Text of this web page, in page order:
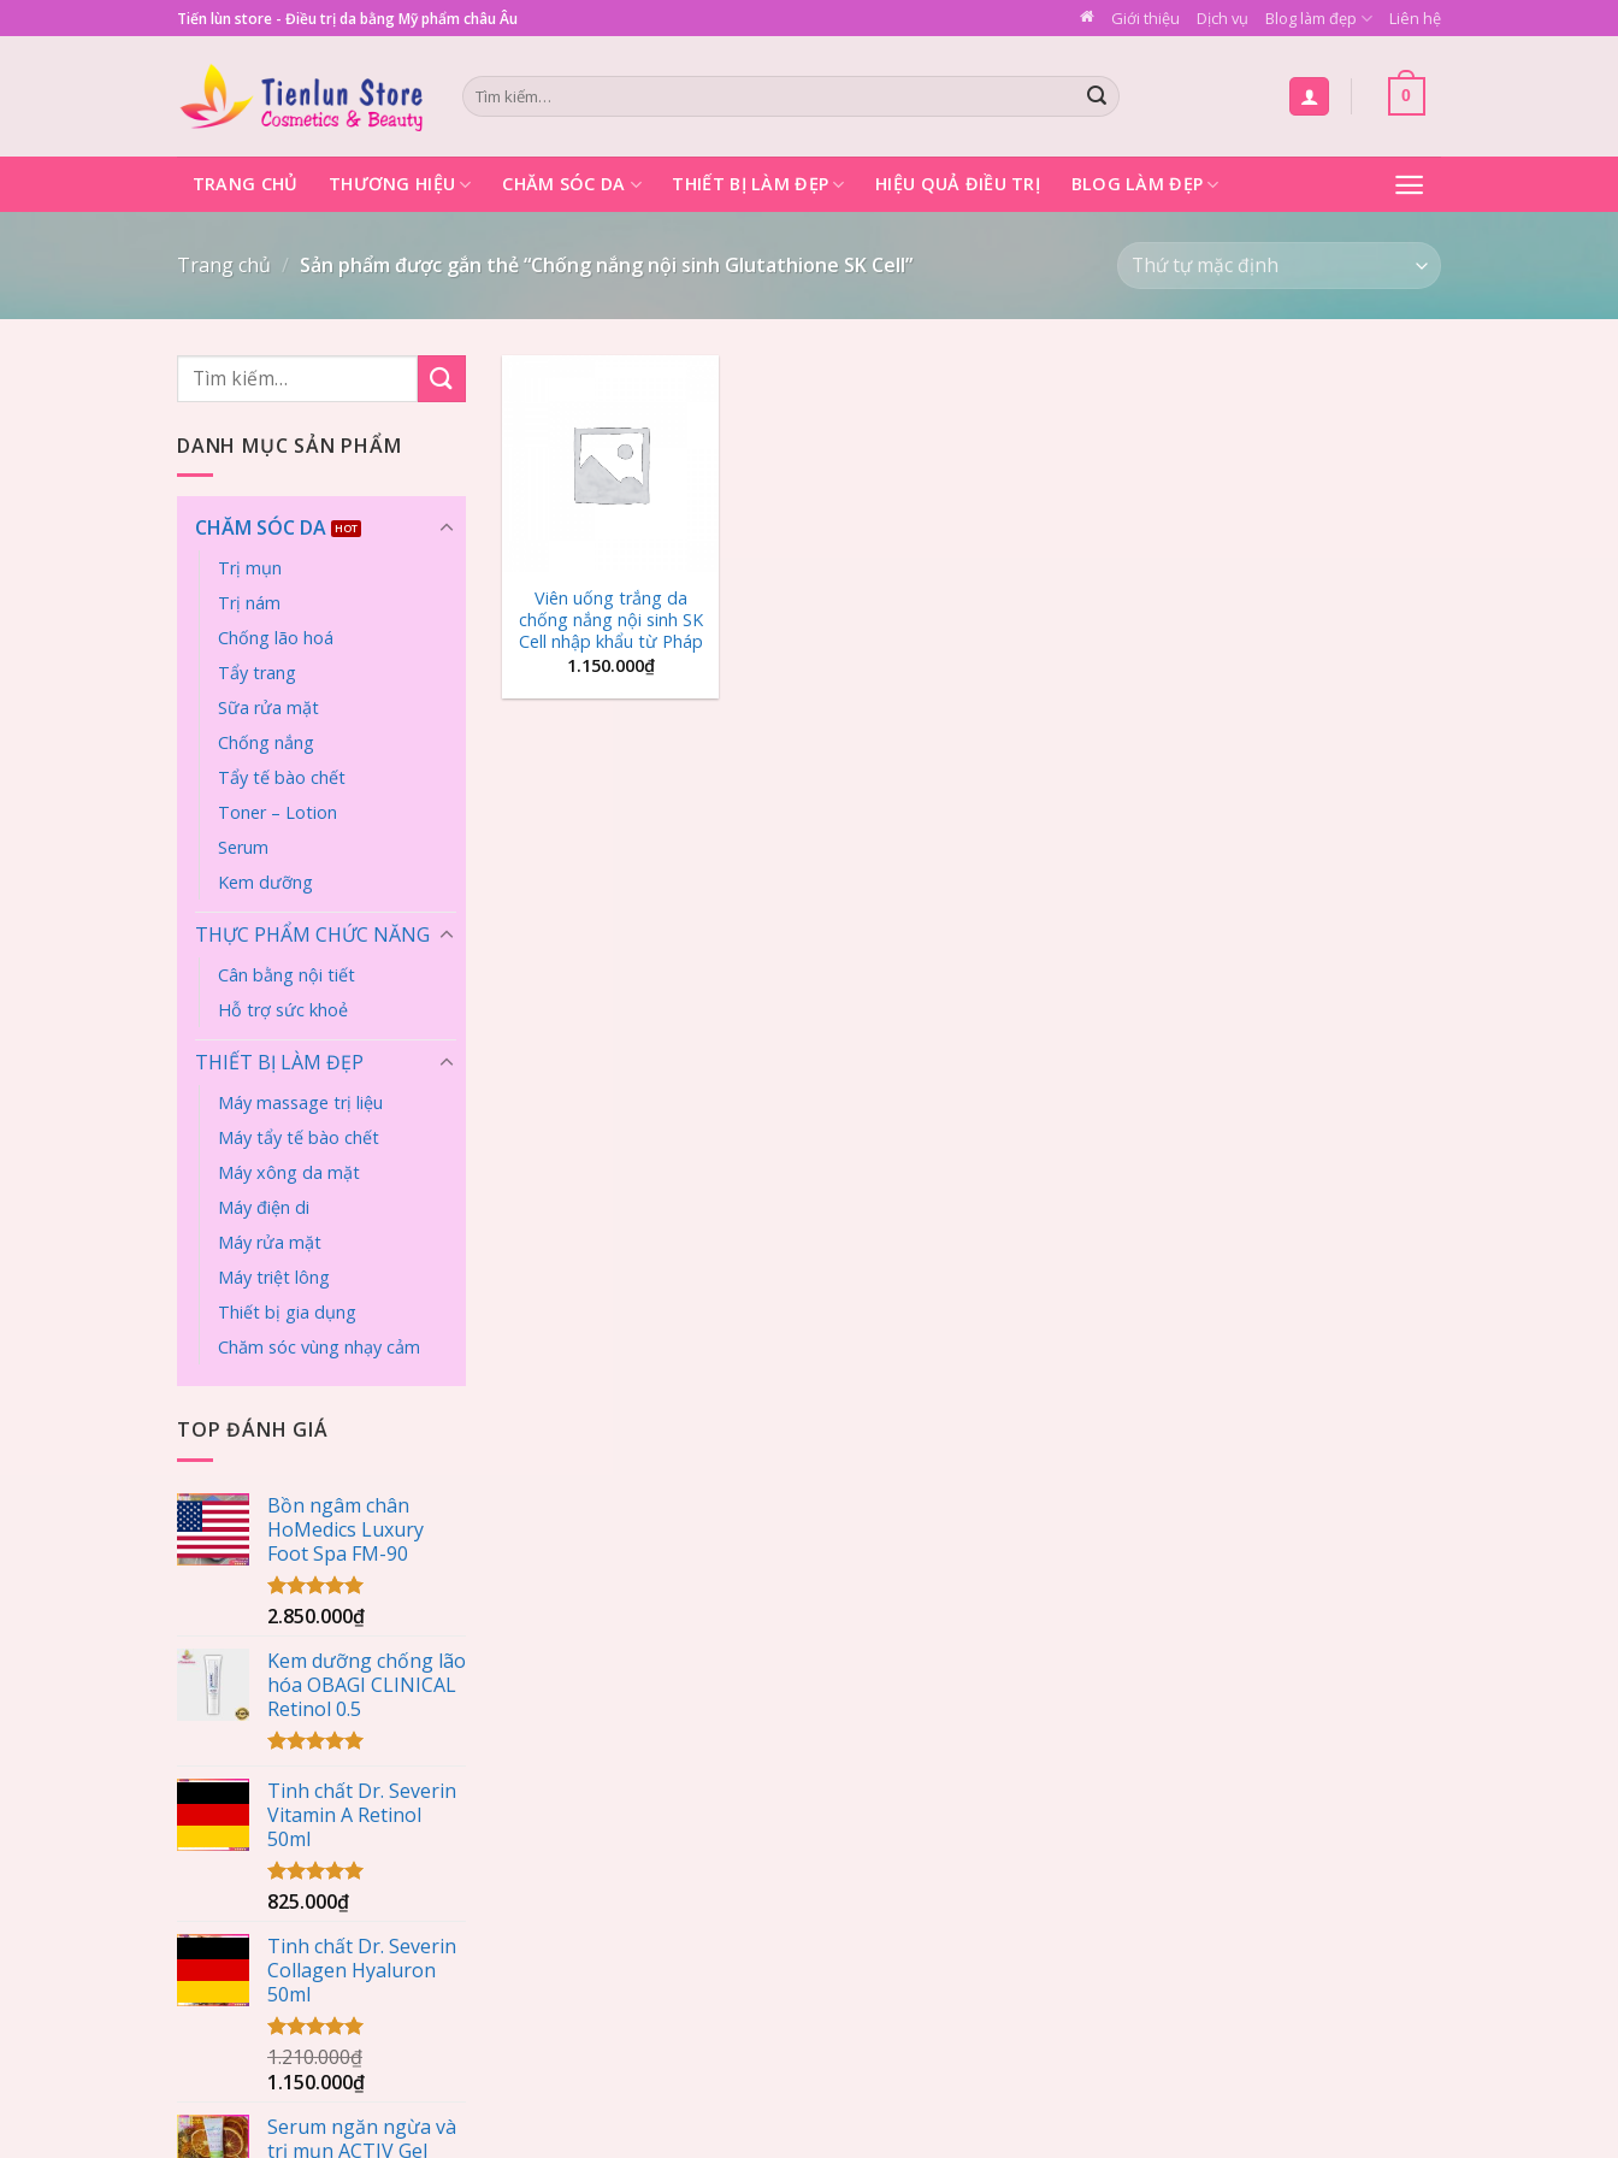
to
Tiến lùn store - Điều trị da bằng Mỹ phẩm châu Âu Giới thiệu Dịch vụ Blog làm đẹp Liên hệ
Tìm
kiếm:
0
TRANG CHỦ THƯƠNG HIỆU CHĂM SÓC DA THIẾT BỊ LÀM ĐẸP HIỆU QUẢ ĐIỀU TRỊ BLOG LÀM ĐẸP
Trang chủ / Sản phẩm được gắn thẻ “Chống nắng nội sinh Glutathione SK Cell”
Tìm
kiếm:
DANH MỤC SẢN PHẨM
CHĂM SÓC DA
Trị mụn
Trị nám
Chống lão hoá
Tẩy trang
Sữa rửa mặt
Chống nắng
Tẩy tế bào chết
Toner – Lotion
Serum
Kem dưỡng
THỰC PHẨM CHỨC NĂNG
Cân bằng nội tiết
Hỗ trợ sức khoẻ
THIẾT BỊ LÀM ĐẸP
Máy massage trị liệu
Máy tẩy tế bào chết
Máy xông da mặt
Máy điện di
Máy rửa mặt
Máy triệt lông
Thiết bị gia dụng
Chăm sóc vùng nhạy cảm
TOP ĐÁNH GIÁ
Bồn ngâm chân
HoMedics Luxury
Foot Spa FM-90
Được xếp
5 sao
2.850.000₫
Kem dưỡng chống lão
hóa OBAGI CLINICAL
Retinol 0.5
hạng 5.00
5 sao
Tinh chất Dr. Severin
Vitamin A Retinol
50ml
Được xếp
5.00
5 sao
825.000₫
Tinh chất Dr. Severin
Collagen Hyaluron
50ml
Được xếp
hạng5.00
5 sao
1.210.000₫
1.150.000₫
Serum ngăn ngừa và
trị mụn ACTIV Gel
Wishlist
Viên uống trắng da
chống nắng nội sinh SK
Cell nhập khẩu từ Pháp
1.150.000₫